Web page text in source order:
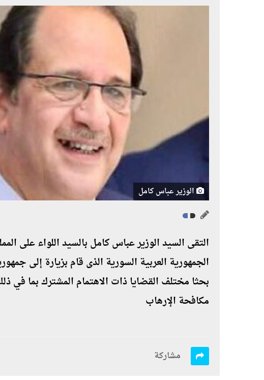
الوزير عباس كامل
التقى السيد الوزير عباس كامل بالسيد اللواء على
بحثا مختلف القضايا ذات الاهتمام المشترك بما في
مكافحة الإرهاب
مشاركة